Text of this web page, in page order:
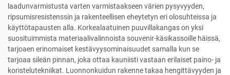
laadunvarmistusta varten varmistaakseen värien pysyvyyden,
ripsumisresistenssin ja rakenteellisen eheytetyn eri olosuhteissa ja
käyttötapausten alla. Korkealaatuinen puuvillakangas on yksi
suosituimmista materiaalivalinnoista souvenir-käsikassoille häissä,
tarjoaen erinomaiset kestävyysominaisuudet samalla kun se
tarjoaa sileän pinnan, joka ottaa kauniisti vastaan erilaiset paino- ja
koristelutekniikat. Luonnonkuidun rakenne takaa hengittävyyden ja